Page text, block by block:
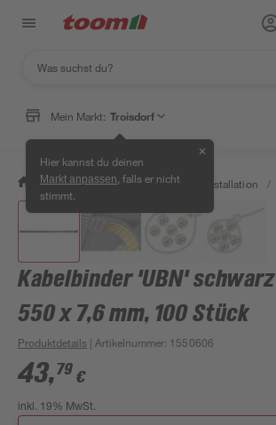
Mein Markt: Troisdorf
Hier kannst du deinen
Markt anpassen , falls er nicht
stimmt.
✕
/ Bauen & Renovieren / Elektroinstallation /
Kabelbinder 'UBN' schwarz
550 x 7,6 mm, 100 Stück
Produktdetails | Artikelnummer: 1550606
43,79 €
inkl. 19% MwSt.